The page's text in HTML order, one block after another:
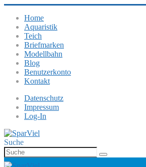
Home
Aquaristik
Teich
Briefmarken
Modellbahn
Blog
Benutzerkonto
Kontakt
Datenschutz
Impressum
Log-In
Suche